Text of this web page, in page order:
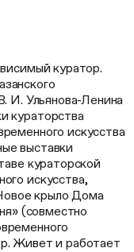
куратор.
И. Ульянова-Ленина
кураторства
искусства
выставки
кураторской
искусства,
крыло Дома
(совместно
Живет и работает